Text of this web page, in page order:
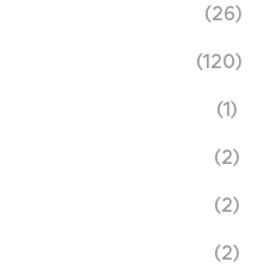
(26)
(120)
(1)
(2)
(2)
(2)